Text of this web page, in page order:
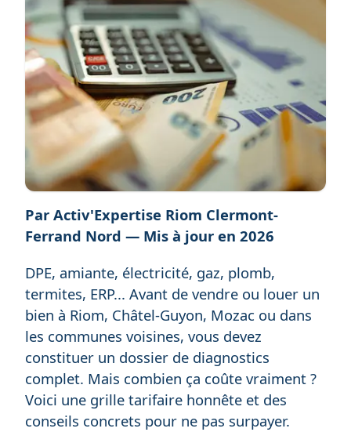
Par Activ'Expertise Riom Clermont-
Ferrand Nord — Mis à jour en 2026
DPE, amiante, électricité, gaz, plomb,
termites, ERP... Avant de vendre ou louer un
bien à Riom, Châtel-Guyon, Mozac ou dans
les communes voisines, vous devez
constituer un dossier de diagnostics
complet. Mais combien ça coûte vraiment ?
Voici une grille tarifaire honnête et des
conseils concrets pour ne pas surpayer.